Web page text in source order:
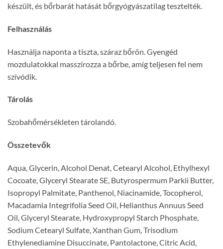
készült, és bőrbarát hatását bőrgyógyászatilag tesztelték.
Felhasználás
Használja naponta a tiszta, száraz bőrön. Gyengéd
mozdulatokkal masszírozza a bőrbe, amíg teljesen fel nem
szívódik.
Tárolás
Szobahőmérsékleten tárolandó.
Összetevők
Aqua, Glycerin, Alcohol Denat, Cetearyl Alcohol, Ethylhexyl
Cocoate, Glyceryl Stearate SE, Butyrospermum Parkii Butter,
Isopropyl Palmitate, Panthenol, Niacinamide, Tocopherol,
Macadamia Integrifolia Seed Oil, Helianthus Annuus Seed
Oil, Glyceryl Stearate, Hydroxypropyl Starch Phosphate,
Sodium Cetearyl Sulfate, Xanthan Gum, Trisodium
Ethylenediamine Disuccinate, Pantolactone, Citric Acid,